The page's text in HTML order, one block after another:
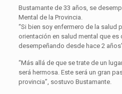
Bustamante de 33 años, se
Mental de la Provincia.
“Si bien soy enfermero de la salud
orientación en salud mental que es
desempeñando desde hace 2
“Más allá de que se trate de un
será hermosa. Este será un gran
provincia”, sostuvo Bustamante.